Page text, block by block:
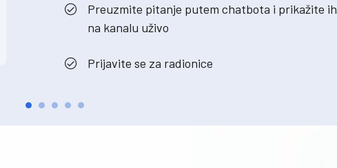
Preuzmite pitanje putem chatbota i prikažite ih
na kanalu uživo
Prijavite se za radionice